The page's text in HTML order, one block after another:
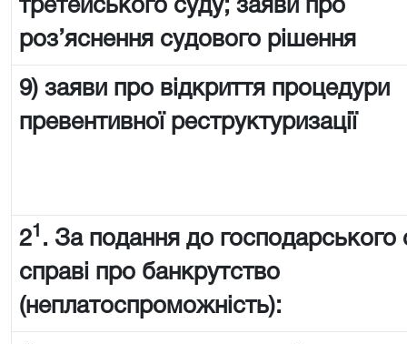
третейського суду; заяви про
роз’яснення судового рішення
9) заяви про відкриття процедури
превентивної реструктуризації
21 . За подання до господарського
справі про банкрутство
(неплатоспроможність):